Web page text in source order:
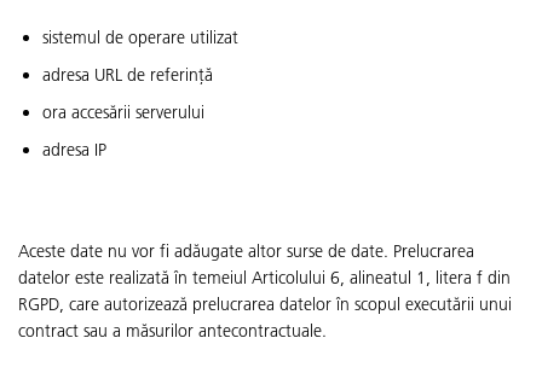
sistemul de operare utilizat
adresa URL de referință
ora accesării serverului
adresa IP
Aceste date nu vor fi adăugate altor surse de date. Prelucrarea
datelor este realizată în temeiul Articolului 6, alineatul 1, litera f din
RGPD, care autorizează prelucrarea datelor în scopul executării unui
contract sau a măsurilor antecontractuale.